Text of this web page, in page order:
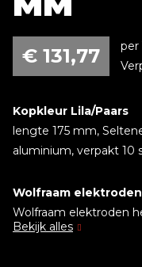
€ 131,77
per
Kopkleur Lila/Paars
lengte 175 mm,
aluminium, verpakt 10
Wolfraam elektroden
Wolfraam elektroden
van 3410°Celsius.
Bekijk alles